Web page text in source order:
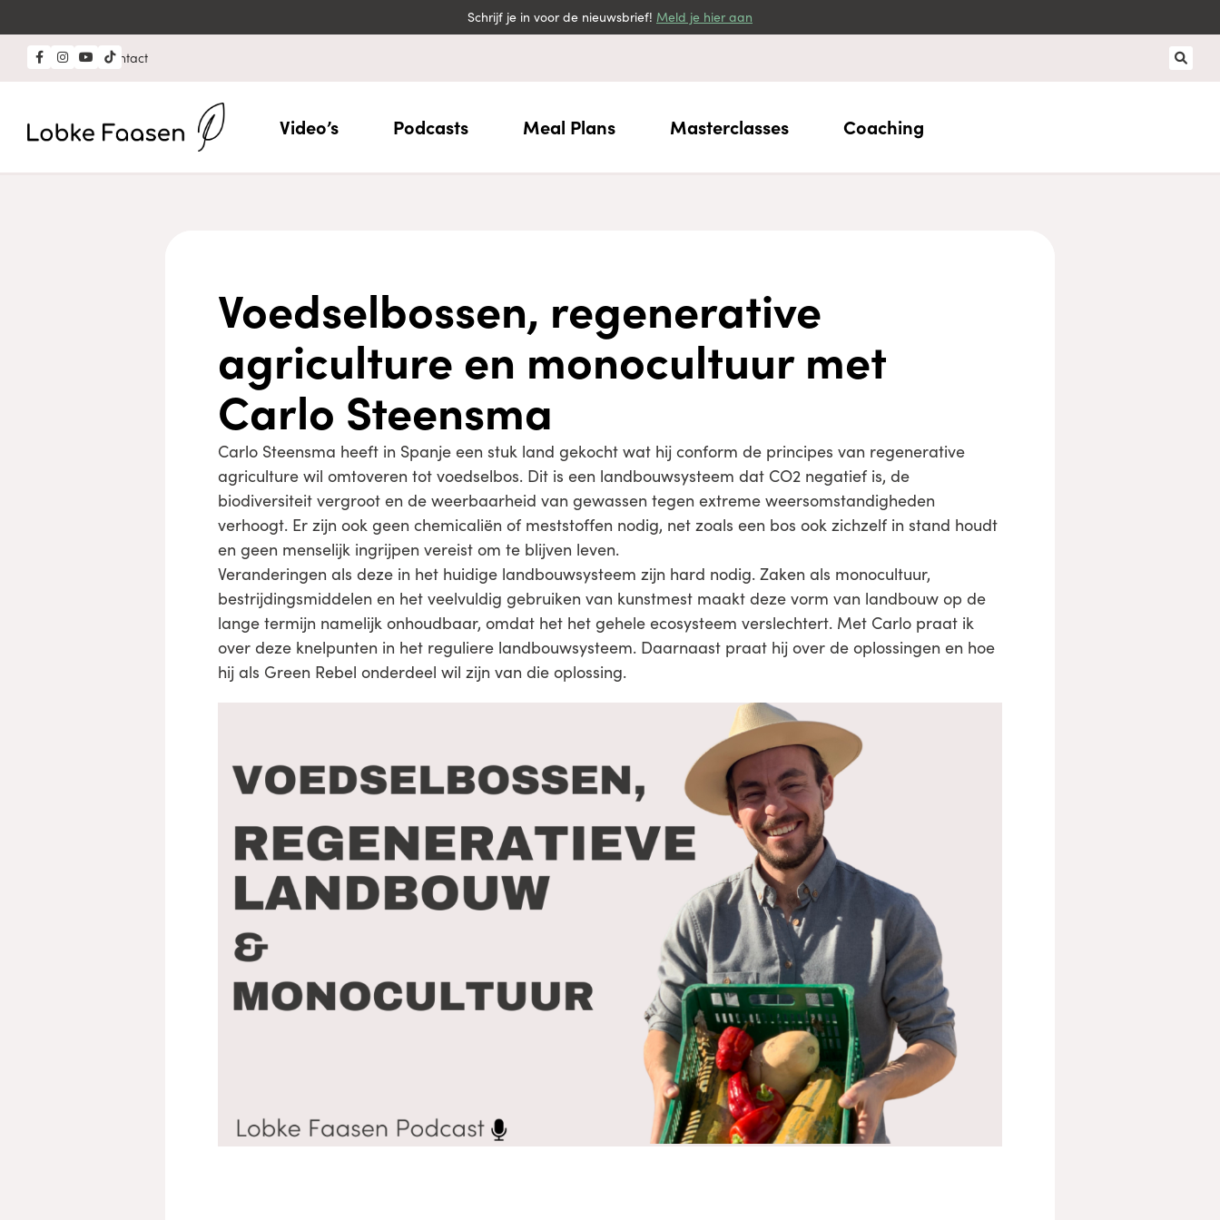
Schrijf je in voor de nieuwsbrief! Meld je hier aan
Video’s Podcasts Meal Plans Masterclasses Coaching
Professional? Contact
Voedselbossen, regenerative
agriculture en monocultuur met
Carlo Steensma
Carlo Steensma heeft in Spanje een stuk land gekocht wat hij conform de principes van regenerative
agriculture wil omtoveren tot voedselbos. Dit is een landbouwsysteem dat CO2 negatief is, de
biodiversiteit vergroot en de weerbaarheid van gewassen tegen extreme weersomstandigheden
verhoogt. Er zijn ook geen chemicaliën of meststoffen nodig, net zoals een bos ook zichzelf in stand houdt
en geen menselijk ingrijpen vereist om te blijven leven.
Veranderingen als deze in het huidige landbouwsysteem zijn hard nodig. Zaken als monocultuur,
bestrijdingsmiddelen en het veelvuldig gebruiken van kunstmest maakt deze vorm van landbouw op de
lange termijn namelijk onhoudbaar, omdat het het gehele ecosysteem verslechtert. Met Carlo praat ik
over deze knelpunten in het reguliere landbouwsysteem. Daarnaast praat hij over de oplossingen en hoe
hij als Green Rebel onderdeel wil zijn van die oplossing.